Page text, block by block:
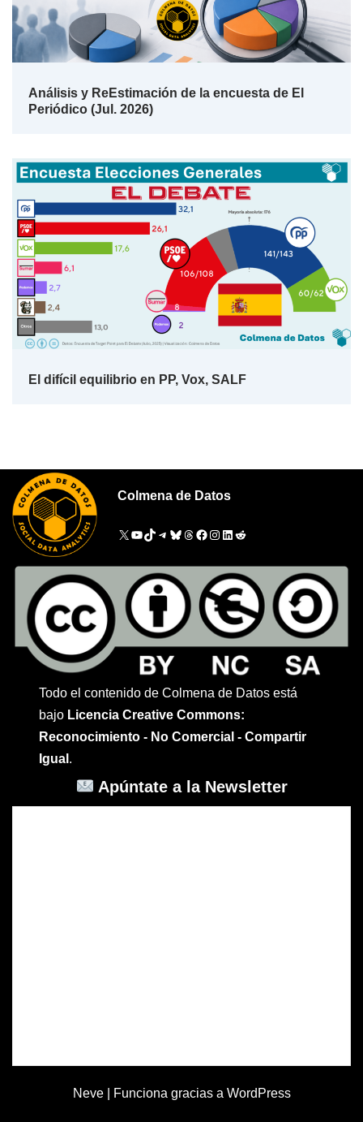
Análisis y ReEstimación de la encuesta de El
Periódico (Jul. 2026)
El difícil equilibrio en PP, Vox, SALF
Colmena de Datos
Todo el contenido de Colmena de Datos está
bajo Licencia Creative Commons:
Reconocimiento - No Comercial - Compartir
Igual .
Apúntate a la Newsletter
Neve| Funciona gracias a WordPress